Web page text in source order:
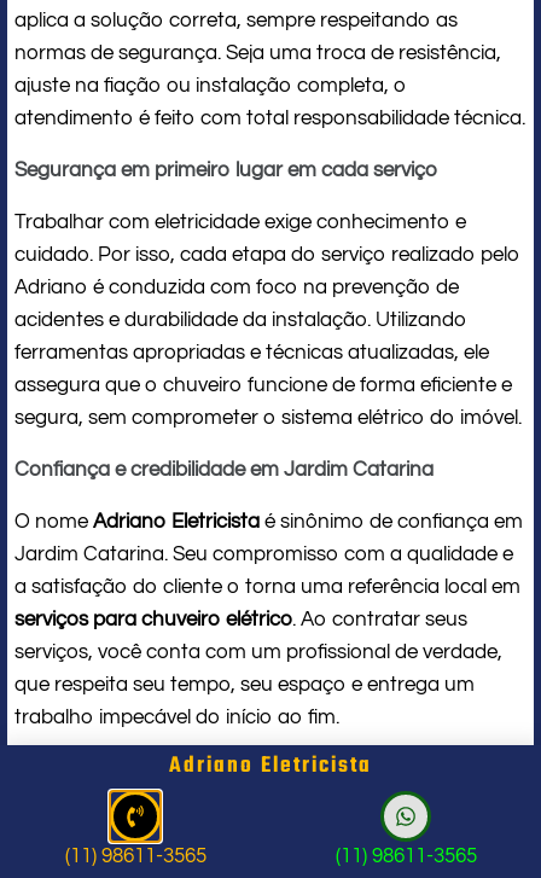
aplica a solução correta, sempre respeitando as
normas de segurança. Seja uma troca de resistência,
ajuste na fiação ou instalação completa, o
atendimento é feito com total responsabilidade técnica.
Segurança em primeiro lugar em cada serviço
Trabalhar com eletricidade exige conhecimento e
cuidado. Por isso, cada etapa do serviço realizado pelo
Adriano é conduzida com foco na prevenção de
acidentes e durabilidade da instalação. Utilizando
ferramentas apropriadas e técnicas atualizadas, ele
assegura que o chuveiro funcione de forma eficiente e
segura, sem comprometer o sistema elétrico do imóvel.
Confiança e credibilidade em Jardim Catarina
O nome Adriano Eletricista é sinônimo de confiança em
Jardim Catarina. Seu compromisso com a qualidade e
a satisfação do cliente o torna uma referência local em
serviços para chuveiro elétrico. Ao contratar seus
serviços, você conta com um profissional de verdade,
que respeita seu tempo, seu espaço e entrega um
trabalho impecável do início ao fim.
Problema com chuveiro: sinais que
indicam a hora de chamar um
profissional
Adriano Eletricista
(11) 98611-3565 (11) 98611-3565